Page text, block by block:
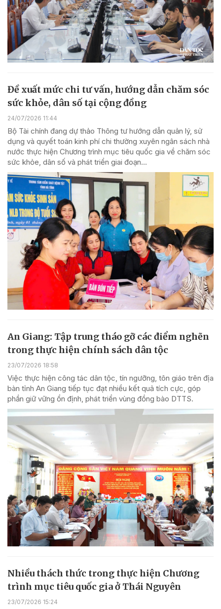
Đề xuất mức chi tư vấn, hướng dẫn chăm sóc
sức khỏe, dân số tại cộng đồng
24/07/2026 11:44
Bộ Tài chính đang dự thảo Thông tư hướng dẫn quản lý, sử
dụng và quyết toán kinh phí chi thường xuyên ngân sách nhà
nước thực hiện Chương trình mục tiêu quốc gia về chăm sóc
sức khỏe, dân số và phát triển giai đoạn...
An Giang: Tập trung tháo gỡ các điểm nghẽn
trong thực hiện chính sách dân tộc
23/07/2026 18:58
Việc thực hiện công tác dân tộc, tín ngưỡng, tôn giáo trên địa
bàn tỉnh An Giang tiếp tục đạt nhiều kết quả tích cực, góp
phần giữ vững ổn định, phát triển vùng đồng bào DTTS.
Nhiều thách thức trong thực hiện Chương
trình mục tiêu quốc gia ở Thái Nguyên
23/07/2026 15:24